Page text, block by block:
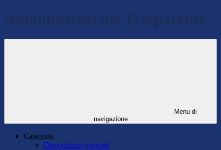
Amministrazione Trasparente
Menu di
navigazione
Categorie
Disposizioni generali